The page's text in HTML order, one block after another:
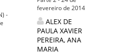
-
fevereiro de 2014
ALEX DE
PAULA XAVIER
PEREIRA,ANA
MARIA